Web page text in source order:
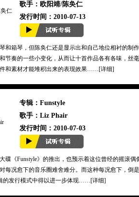
歌手：欧阳靖/陈奂仁
发行时间：2010-07-13
和箱琴，但陈奂仁还是显示出和自己地位相衬的制
节奏的一些小变化，从而让十首作品各有各味，丝
和素材才能堆积出来的表现效果……[详细]
专辑：Funstyle
歌手：Liz Phair
发行时间：2010-07-03
碟《Funstyle》的推出，也预示着这位曾经的摇滚偶
每况愈下的音乐圈难舍难分。而这种每况愈下，倒
的发行模式中得以进一步体现……[详细]